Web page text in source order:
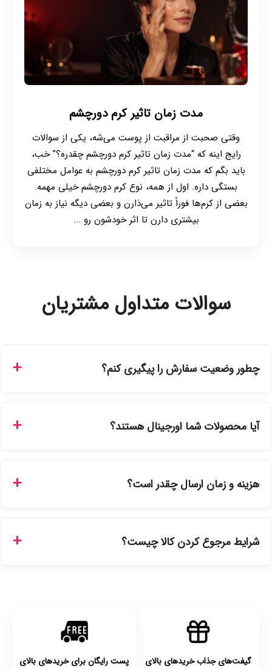
مدت زمان تاثیر کرم دورچشم
وقتی صحبت از مراقبت از پوست می‌شه، یکی از سوالات
رایج اینه که “مدت زمان تاثیر کرم دورچشم چقدره؟” خب،
باید بگم که مدت زمان تاثیر کرم دورچشم به عوامل مختلفی
بستگی داره. اول از همه، نوع کرم دورچشم خیلی مهمه.
بعضی از کرم‌ها فوراً تاثیر می‌ذارن و بعضی دیگه نیاز به زمان
بیشتری دارن تا اثر خودشون رو ...
سوالات متداول مشتریان
چطور وضعیت سفارش را پیگیری کنم؟
سفارشات در سایت، وضعیت لحظه‌ای مرسوله را مشاهده کنید.
آیا محصولات شما اورجینال هستند؟
نمایندگی‌های معتبر تهیه شده و دارای بچ‌کد قابل استعلام هستند.
هزینه و زمان ارسال چقدر است؟
انتخاب کنید و برای شهرستان‌ها بین یک الی ۳ روز کاری از طریق
شرایط مرجوع کردن کالا چیست؟
گیفت‌های جذاب خریدهای بالای
پست رایگان برای خریدهای بالای